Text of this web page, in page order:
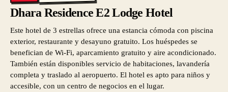
Dhara Residence E2 Lodge Hotel
Este hotel de 3 estrellas ofrece una estancia cómoda con piscina
exterior, restaurante y desayuno gratuito. Los huéspedes se
benefician de Wi-Fi, aparcamiento gratuito y aire acondicionado.
También están disponibles servicio de habitaciones, lavandería
completa y traslado al aeropuerto. El hotel es apto para niños y
accesible, con un centro de negocios en el lugar.